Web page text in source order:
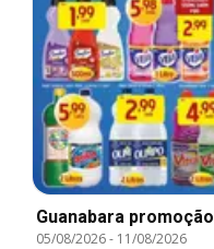
Guanabara promoção
05/08/2026- 11/08/2026